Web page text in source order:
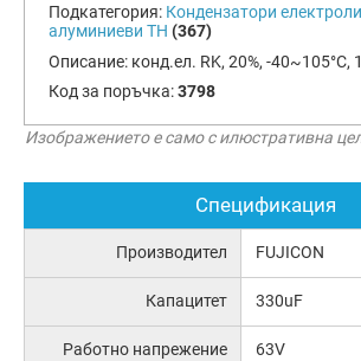
Подкатегория: Кондензатори
алуминиеви TH (367)
Описание: конд.ел. RK, 20%, -40~105°C,
Код за поръчка:3798
Изображението е само с илюстративна
Спецификация
Производител FUJICON
Капацитет 330uF
Работно напрежение 63V